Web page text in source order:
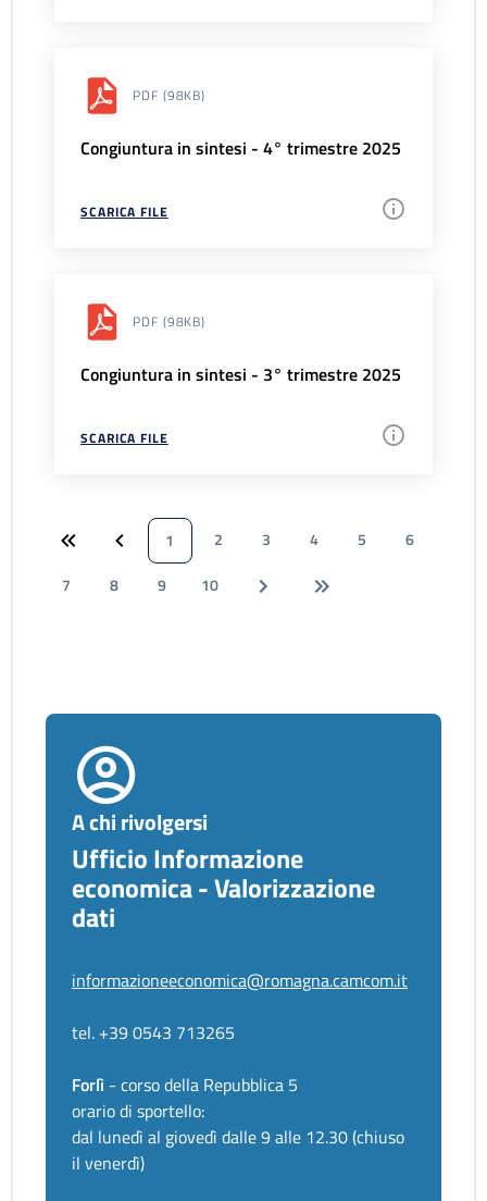
PDF (98KB)
Congiuntura in sintesi - 4° trimestre 2025
SCARICA FILE
PDF (98KB)
Congiuntura in sintesi - 3° trimestre 2025
SCARICA FILE
1 2 3 4 5
6
7
8 9 10
A chi rivolgersi
Ufficio Informazione
economica - Valorizzazione
dati
informazioneeconomica@romagna.camcom.it
tel. +39 0543 713265
Forlì - corso della Repubblica 5
orario di sportello:
dal lunedì al giovedì dalle 9 alle 12.30 (chiuso
il venerdì)